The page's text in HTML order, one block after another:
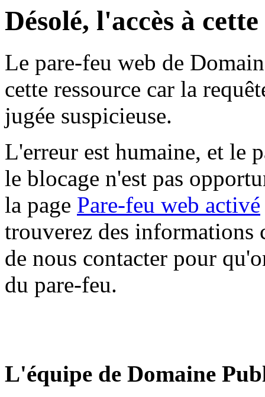
Désolé, l'accès à
Le pare-feu web de
cette ressource car la
jugée suspicieuse.
L'erreur est humaine, et le
le blocage n'est pas
la page Pare-feu web activé
trouverez des informations
de nous contacter pour
du pare-feu.
L'équipe de Domaine